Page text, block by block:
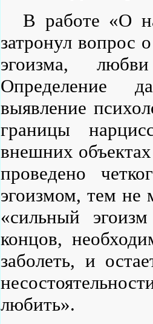
В работе «О
затронул вопрос
эгоизма,
Определение
выявление
границы
внешних
проведено
эгоизмом, тем не
«сильный
концов,
заболеть, и
любить».